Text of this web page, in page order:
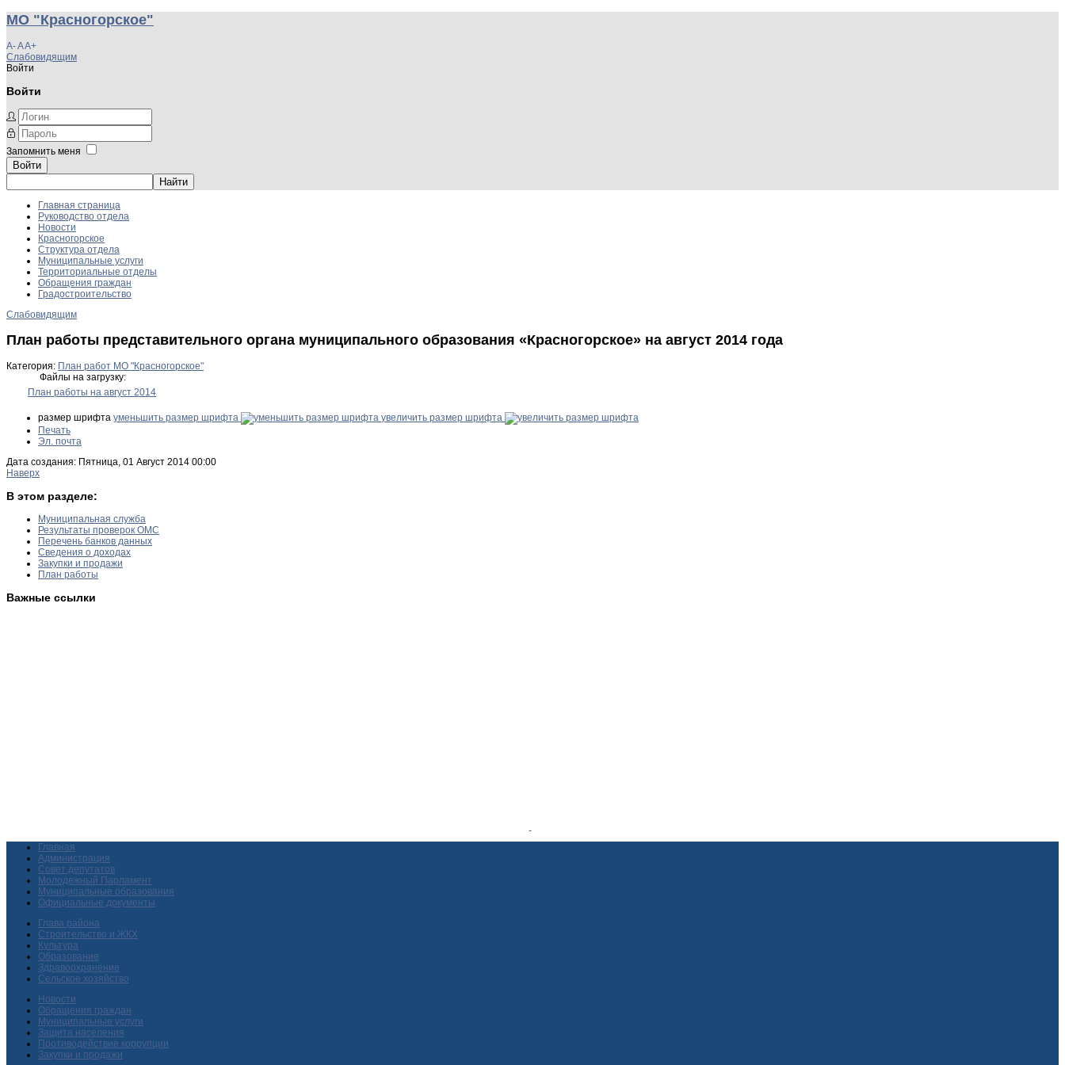
МО "Красногорское"
A-AA+
Слабовидящим
Войти
Войти
Запомнить меня
Войти
Главная страница
Руководство отдела
Новости
Красногорское
Структура отдела
Муниципальные услуги
Территориальные отделы
Обращения граждан
Градостроительство
Слабовидящим
План работы представительного органа муниципального образования «Красногорское» на август 2014 года
Категория: План работ МО "Красногорское"
Файлы на загрузку:
План работы на август 2014
размер шрифта уменьшить размер шрифта
увеличить размер шрифта
Печать
Эл. почта
Дата создания: Пятница, 01 Август 2014 00:00
Наверх
В этом разделе:
Муниципальная служба
Результаты проверок ОМС
Перечень банков данных
Сведения о доходах
Закупки и продажи
План работы
Важные ссылки
Главная
Администрация
Совет депутатов
Молодежный Парламент
Муниципальные образования
Официальные документы
Глава района
Строительство и ЖКХ
Культура
Образование
Здравоохранение
Сельское хозяйство
Новости
Обращения граждан
Муниципальные услуги
Защита населения
Противодействие коррупции
Закупки и продажи